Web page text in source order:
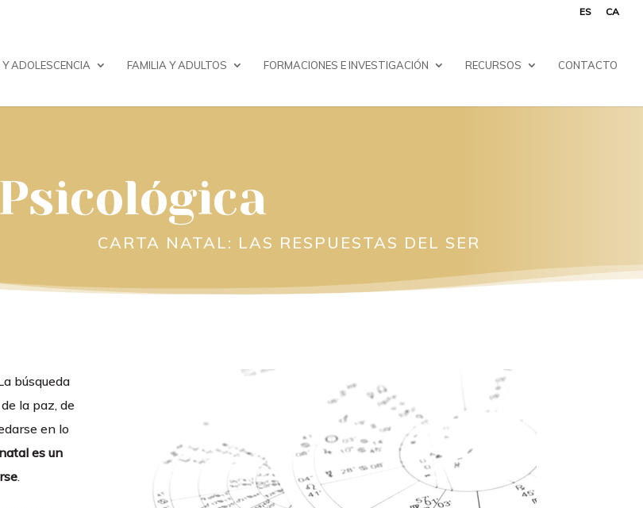
ES CA
ADOLESCENCIA FAMILIA Y ADULTOS FORMACIONES E INVESTIGACIÓN RECURSOS CONTACTO
CARTA NATAL: LAS RESPUESTAS DEL SER
búsqueda
la paz, de
en lo
es un
.